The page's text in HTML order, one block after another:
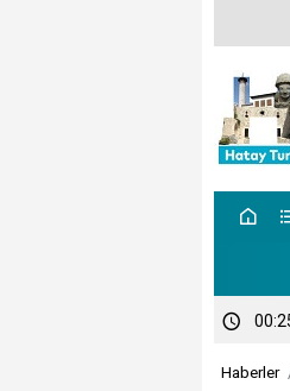
Haberler